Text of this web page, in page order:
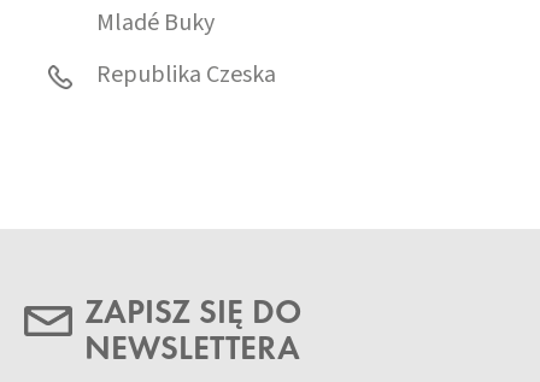
Mladé Buky
Republika Czeska
ZAPISZ SIĘ DO
NEWSLETTERA